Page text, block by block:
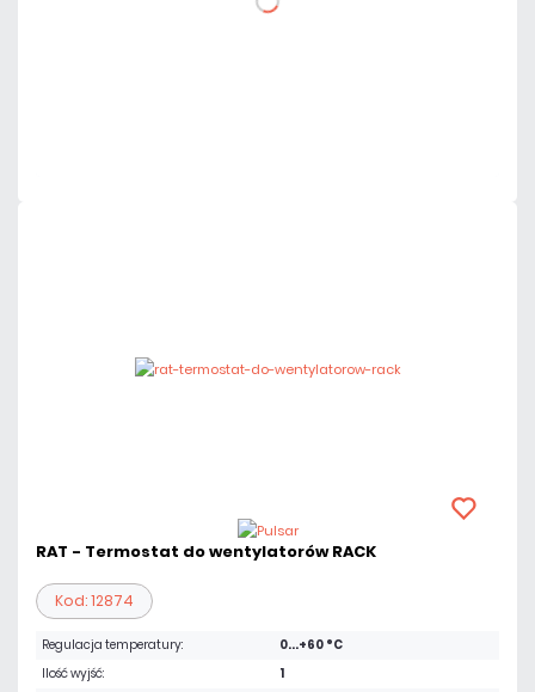
DO KOSZYKA
RAT - Termostat do wentylatorów RACK
Kod: 12874
Regulacja temperatury:
0...+60 °C
Ilość wyjść:
1